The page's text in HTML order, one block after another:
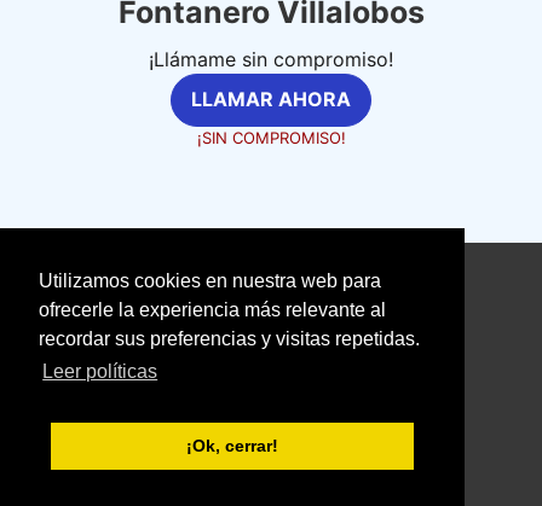
Utilizamos cookies en nuestra web para
ofrecerle la experiencia más relevante al
recordar sus preferencias y visitas repetidas.
Leer políticas
¡Ok, cerrar!
Fontanero Villalobos
¡Llámame sin compromiso!
LLAMAR AHORA
¡SIN COMPROMISO!
fontanerosexpertos.com
Aviso Legal
With love ❤️ seoclic.com